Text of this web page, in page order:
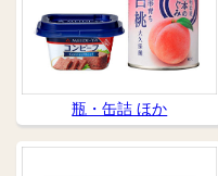
瓶・缶詰 ほか